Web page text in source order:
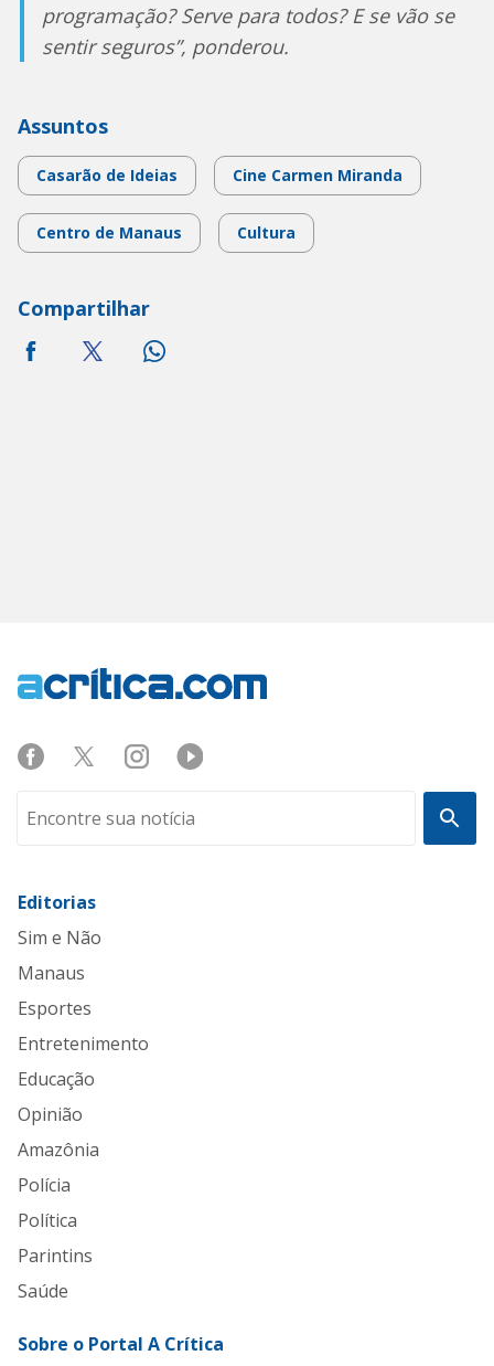
programação? Serve para todos? E se vão se
sentir seguros”, ponderou.
Assuntos
Casarão de Ideias Cine Carmen Miranda
Centro de Manaus Cultura
Compartilhar
Editorias
Sim e Não
Manaus
Esportes
Entretenimento
Educação
Opinião
Amazônia
Polícia
Política
Parintins
Saúde
Sobre o Portal A Crítica